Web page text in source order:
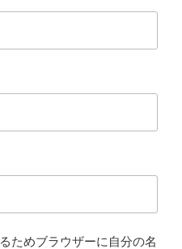
ためブラウザーに自分の名